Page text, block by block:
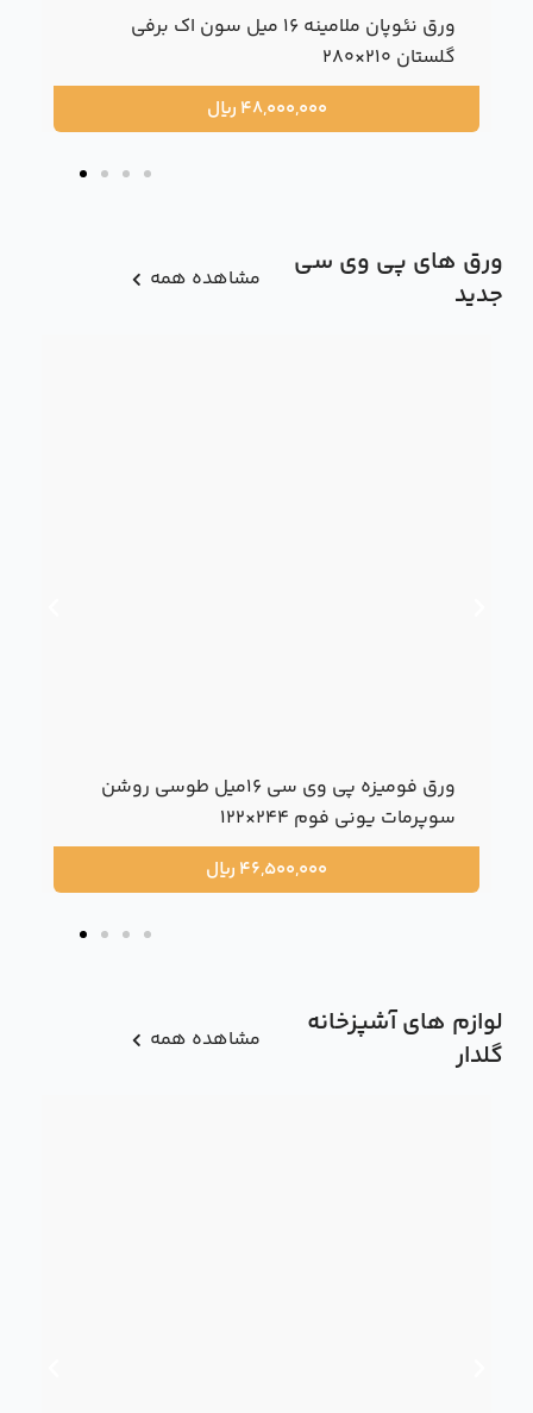
ورق نئوپان ملامینه 16 میل سون اک برفی
گلستان 210×280
48,000,000 ریال
ورق های پی وی سی
جدید
مشاهده همه
ورق فومیزه پی وی سی 16میل طوسی روشن
سوپرمات یونی فوم 244×122
46,500,000 ریال
لوازم های آشپزخانه
گلدار
مشاهده همه